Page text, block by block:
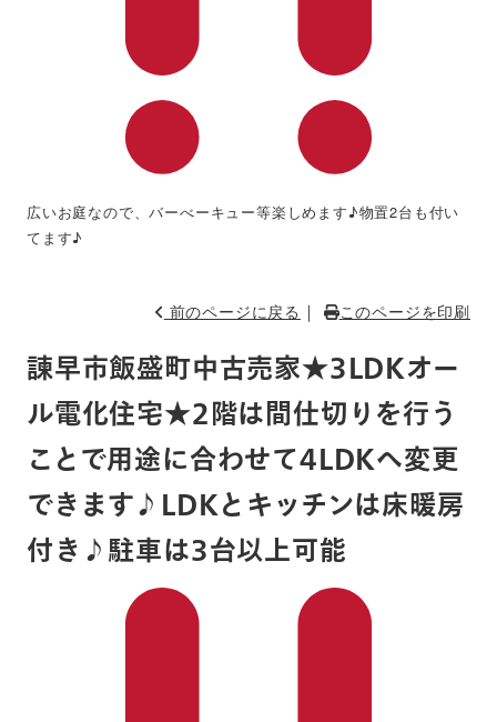
広いお庭なので、バーべーキュー等楽しめます♪物置2台も付い
てます♪
前のページに戻る ｜ このページを印刷
諫早市飯盛町中古売家★3LDKオー
ル電化住宅★2階は間仕切りを行う
ことで用途に合わせて4LDKへ変更
できます♪LDKとキッチンは床暖房
付き♪駐車は3台以上可能